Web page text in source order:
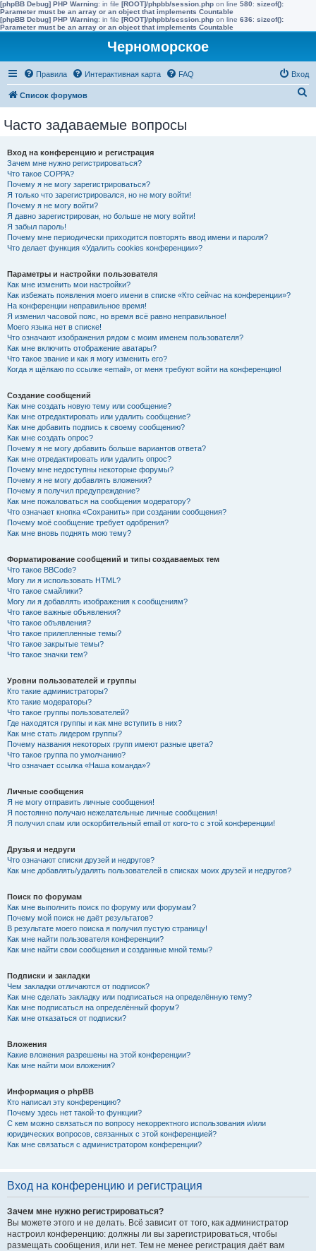
[phpBB Debug] PHP Warning: in file [ROOT]/phpbb/session.php on line 580: sizeof():
Parameter must be an array or an object that implements Countable
[phpBB Debug] PHP Warning: in file [ROOT]/phpbb/session.php on line 636: sizeof():
Parameter must be an array or an object that implements Countable
Черноморское
Правила Интерактивная карта FAQ Вход
Список форумов
Часто задаваемые вопросы
Вход на конференцию и регистрация
Зачем мне нужно регистрироваться?
Что такое COPPA?
Почему я не могу зарегистрироваться?
Я только что зарегистрировался, но не могу войти!
Почему я не могу войти?
Я давно зарегистрирован, но больше не могу войти!
Я забыл пароль!
Почему мне периодически приходится повторять ввод имени и пароля?
Что делает функция «Удалить cookies конференции»?
Параметры и настройки пользователя
Как мне изменить мои настройки?
Как избежать появления моего имени в списке «Кто сейчас на конференции»?
На конференции неправильное время!
Я изменил часовой пояс, но время всё равно неправильное!
Моего языка нет в списке!
Что означают изображения рядом с моим именем пользователя?
Как мне включить отображение аватары?
Что такое звание и как я могу изменить его?
Когда я щёлкаю по ссылке «email», от меня требуют войти на конференцию!
Создание сообщений
Как мне создать новую тему или сообщение?
Как мне отредактировать или удалить сообщение?
Как мне добавить подпись к своему сообщению?
Как мне создать опрос?
Почему я не могу добавить больше вариантов ответа?
Как мне отредактировать или удалить опрос?
Почему мне недоступны некоторые форумы?
Почему я не могу добавлять вложения?
Почему я получил предупреждение?
Как мне пожаловаться на сообщения модератору?
Что означает кнопка «Сохранить» при создании сообщения?
Почему моё сообщение требует одобрения?
Как мне вновь поднять мою тему?
Форматирование сообщений и типы создаваемых тем
Что такое BBCode?
Могу ли я использовать HTML?
Что такое смайлики?
Могу ли я добавлять изображения к сообщениям?
Что такое важные объявления?
Что такое объявления?
Что такое прилепленные темы?
Что такое закрытые темы?
Что такое значки тем?
Уровни пользователей и группы
Кто такие администраторы?
Кто такие модераторы?
Что такое группы пользователей?
Где находятся группы и как мне вступить в них?
Как мне стать лидером группы?
Почему названия некоторых групп имеют разные цвета?
Что такое группа по умолчанию?
Что означает ссылка «Наша команда»?
Личные сообщения
Я не могу отправить личные сообщения!
Я постоянно получаю нежелательные личные сообщения!
Я получил спам или оскорбительный email от кого-то с этой конференции!
Друзья и недруги
Что означают списки друзей и недругов?
Как мне добавлять/удалять пользователей в списках моих друзей и недругов?
Поиск по форумам
Как мне выполнить поиск по форуму или форумам?
Почему мой поиск не даёт результатов?
В результате моего поиска я получил пустую страницу!
Как мне найти пользователя конференции?
Как мне найти свои сообщения и созданные мной темы?
Подписки и закладки
Чем закладки отличаются от подписок?
Как мне сделать закладку или подписаться на определённую тему?
Как мне подписаться на определённый форум?
Как мне отказаться от подписки?
Вложения
Какие вложения разрешены на этой конференции?
Как мне найти мои вложения?
Информация о phpBB
Кто написал эту конференцию?
Почему здесь нет такой-то функции?
С кем можно связаться по вопросу некорректного использования и/или
юридических вопросов, связанных с этой конференцией?
Как мне связаться с администратором конференции?
Вход на конференцию и регистрация
Зачем мне нужно регистрироваться?
Вы можете этого и не делать. Всё зависит от того, как администратор
настроил конференцию: должны ли вы зарегистрироваться, чтобы
размещать сообщения, или нет. Тем не менее регистрация даёт вам